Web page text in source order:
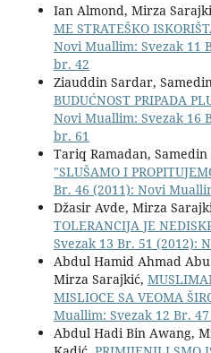
Ian Almond, Mirza
ME STRATEŠKO
Novi Muallim: Svezak 11
br. 42
Ziauddin Sardar,
BUDUĆNOST PRIPADA
Novi Muallim: Svezak 16
br. 61
Tariq Ramadan,
"SLUŠAMO I
Br. 46 (2011): Novi
Džasir Avde, Mirza
TOLERANCIJA JE
Svezak 13 Br. 51 (2012):
Abdul Hamid Ahmad
Mirza Sarajkić,
MISLIOCE SA VEOMA
Muallim: Svezak 12 Br.
Abdul Hadi Bin Awang,